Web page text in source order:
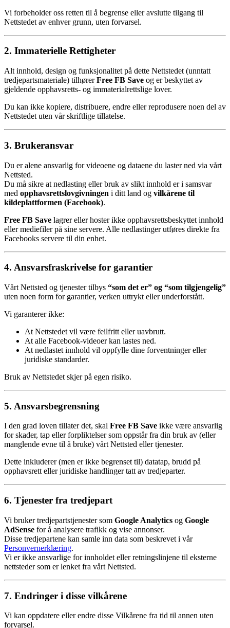
Vi forbeholder oss retten til å begrense eller avslutte tilgang til
Nettstedet av enhver grunn, uten forvarsel.
2. Immaterielle Rettigheter
Alt innhold, design og funksjonalitet på dette Nettstedet (unntatt
tredjepartsmateriale) tilhørerFree FB Save og er beskyttet av
gjeldende opphavsretts- og immaterialrettslige lover.
Du kan ikke kopiere, distribuere, endre eller reprodusere noen del av
Nettstedet uten vår skriftlige tillatelse.
3. Brukeransvar
Du er alene ansvarlig for videoene og dataene du laster ned via vårt
Nettsted.
Du må sikre at nedlasting eller bruk av slikt innhold er i samsvar
med opphavsrettslovgivningen i ditt land og vilkårene til
kildeplattformen (Facebook).
Free FB Save lagrer eller hoster ikke opphavsrettsbeskyttet innhold
eller mediefiler på sine servere. Alle nedlastinger utføres direkte fra
Facebooks servere til din enhet.
4. Ansvarsfraskrivelse for garantier
Vårt Nettsted og tjenester tilbys “som det er” og “som tilgjengelig”
uten noen form for garantier, verken uttrykt eller underforstått.
Vi garanterer ikke:
At Nettstedet vil være feilfritt eller uavbrutt.
At alle Facebook-videoer kan lastes ned.
At nedlastet innhold vil oppfylle dine forventninger eller
juridiske standarder.
Bruk av Nettstedet skjer på egen risiko.
5. Ansvarsbegrensning
I den grad loven tillater det, skal Free FB Save ikke være ansvarlig
for skader, tap eller forpliktelser som oppstår fra din bruk av (eller
manglende evne til å bruke) vårt Nettsted eller tjenester.
Dette inkluderer (men er ikke begrenset til) datatap, brudd på
opphavsrett eller juridiske handlinger tatt av tredjeparter.
6. Tjenester fra tredjepart
Vi bruker tredjepartstjenester som Google Analytics og Google
AdSense for å analysere trafikk og vise annonser.
Disse tredjepartene kan samle inn data som beskrevet i vår
Personvernerklæring.
Vi er ikke ansvarlige for innholdet eller retningslinjene til eksterne
nettsteder som er lenket fra vårt Nettsted.
7. Endringer i disse vilkårene
Vi kan oppdatere eller endre disse Vilkårene fra tid til annen uten
forvarsel.